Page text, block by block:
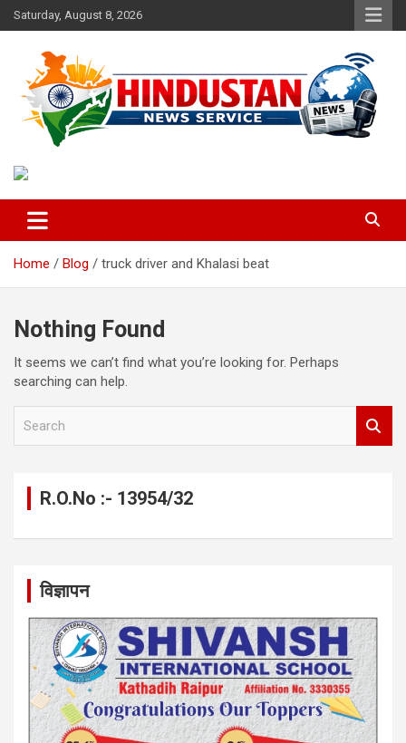
Skip
to
Saturday, August 8, 2026
Hindustan News Service
Home Blog truck driver and Khalasi beat
Nothing Found
It seems we can’t find what you’re looking for. Perhaps
searching can help.
R.O.No :- 13954/32
विज्ञापन